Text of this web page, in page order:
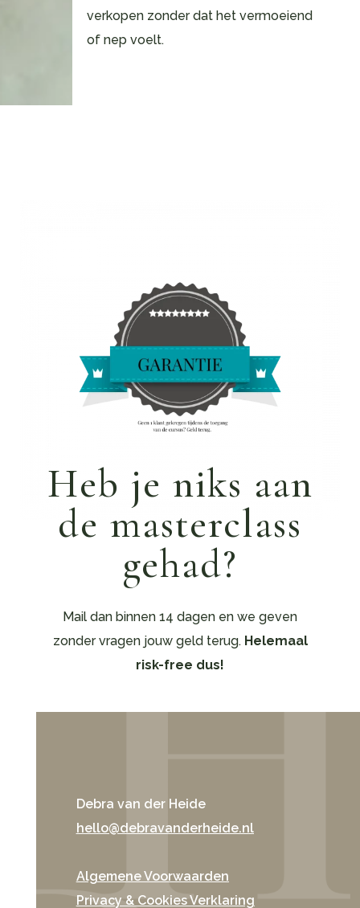
verkopen zonder dat het vermoeiend
of nep voelt.
Heb je niks aan
de masterclass
gehad?
Mail dan binnen 14 dagen en we geven
zonder vragen jouw geld terug. Helemaal
risk-free dus!
Debra van der Heide
hello@debravanderheide.nl
Algemene Voorwaarden
Privacy & Cookies Verklaring